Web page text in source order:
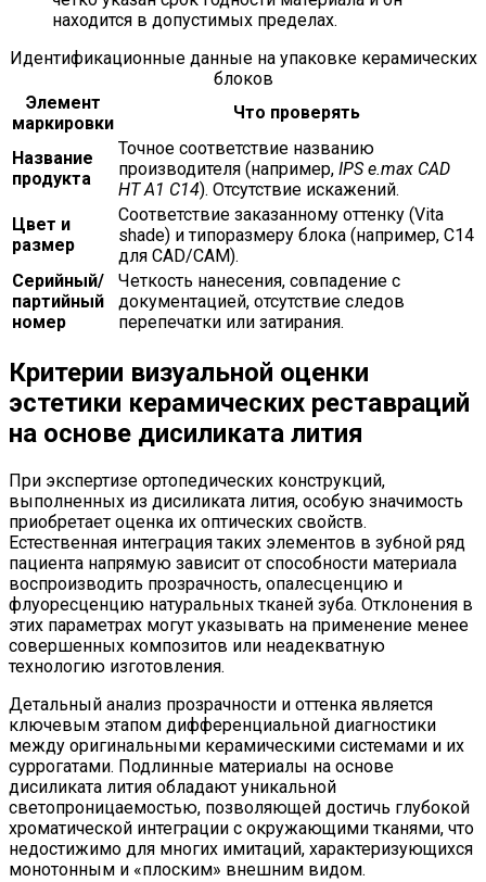
находится в допустимых пределах.
Идентификационные данные на упаковке керамических
блоков
Элемент
маркировки
Что проверять
Название
продукта
Точное соответствие названию
производителя (например, IPS e.max CAD
HT A1 C14). Отсутствие искажений.
Цвет и
размер
Соответствие заказанному оттенку (Vita
shade) и типоразмеру блока (например, C14
для CAD/CAM).
Серийный/
партийный
номер
Четкость нанесения, совпадение с
документацией, отсутствие следов
перепечатки или затирания.
Критерии визуальной оценки
эстетики керамических реставраций
на основе дисиликата лития
При экспертизе ортопедических конструкций,
выполненных из дисиликата лития, особую значимость
приобретает оценка их оптических свойств.
Естественная интеграция таких элементов в зубной ряд
пациента напрямую зависит от способности материала
воспроизводить прозрачность, опалесценцию и
флуоресценцию натуральных тканей зуба. Отклонения в
этих параметрах могут указывать на применение менее
совершенных композитов или неадекватную
технологию изготовления.
Детальный анализ прозрачности и оттенка является
ключевым этапом дифференциальной диагностики
между оригинальными керамическими системами и их
суррогатами. Подлинные материалы на основе
дисиликата лития обладают уникальной
светопроницаемостью, позволяющей достичь глубокой
хроматической интеграции с окружающими тканями, что
недостижимо для многих имитаций, характеризующихся
монотонным и «плоским» внешним видом.